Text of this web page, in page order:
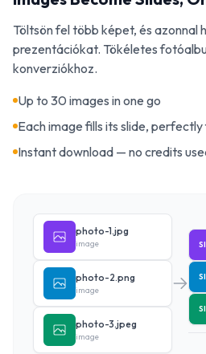
Töltsön fel több képet, és azonnal
prezentációkat. Tökéletes
konverziókhoz.
Up to 30 images in one go
Each image fills its slide,
Instant download — no credits
photo-1.jpg
image
photo-2.png
image
photo-3.jpeg
image